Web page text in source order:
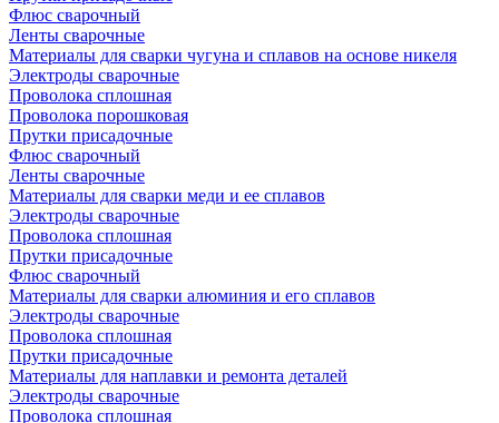
Флюс сварочный
Ленты сварочные
Материалы для сварки чугуна и сплавов на основе никеля
Электроды сварочные
Проволока сплошная
Проволока порошковая
Прутки присадочные
Флюс сварочный
Ленты сварочные
Материалы для сварки меди и ее сплавов
Электроды сварочные
Проволока сплошная
Прутки присадочные
Флюс сварочный
Материалы для сварки алюминия и его сплавов
Электроды сварочные
Проволока сплошная
Прутки присадочные
Материалы для наплавки и ремонта деталей
Электроды сварочные
Проволока сплошная